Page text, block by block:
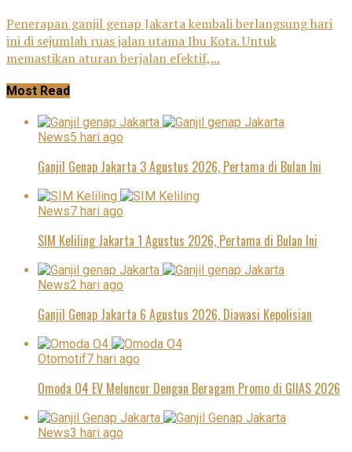
Penerapan ganjil genap Jakarta kembali berlangsung hari
ini di sejumlah ruas jalan utama Ibu Kota. Untuk
memastikan aturan berjalan efektif,...
Most Read
News5 hari ago
Ganjil Genap Jakarta 3 Agustus 2026, Pertama di Bulan Ini
News7 hari ago
SIM Keliling Jakarta 1 Agustus 2026, Pertama di Bulan Ini
News2 hari ago
Ganjil Genap Jakarta 6 Agustus 2026, Diawasi Kepolisian
Otomotif7 hari ago
Omoda O4 EV Meluncur Dengan Beragam Promo di GIIAS 2026
News3 hari ago